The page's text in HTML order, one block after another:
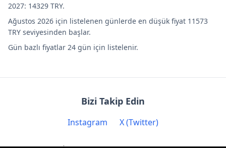
2027: 14329 TRY.
Ağustos 2026 için listelenen günlerde en düşük fiyat 11573
TRY seviyesinden başlar.
Gün bazlı fiyatlar 24 gün için listelenir.
Bizi Takip Edin
Instagram X (Twitter)